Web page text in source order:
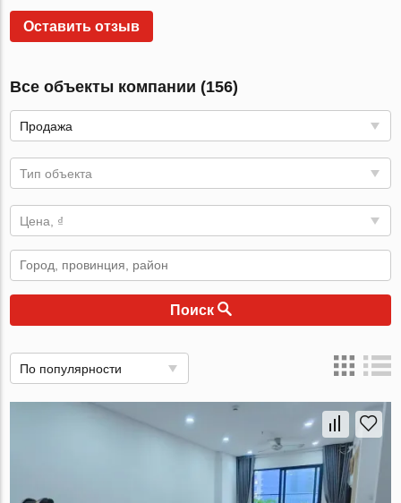
Оставить отзыв
Все объекты компании (156)
Продажа
Тип объекта
Цена, ₫
Поиск
По популярности